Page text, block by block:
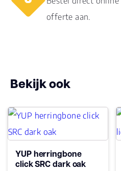
Vloerverwarming
Type click
Garantie
Woongebruik
(jaren)
Garantie
offerte aan.
Bekijk ook
YUP herringbone
click SRC dark oak